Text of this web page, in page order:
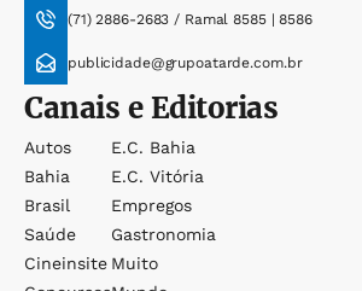
(71) 2886-2683 / Ramal 8585 | 8586
publicidade@grupoatarde.com.br
Canais e Editorias
Autos
Bahia
Brasil
Saúde
Cineinsite
E.c. Bahia
E.c. Vitória
Empregos
Gastronomia
Muito